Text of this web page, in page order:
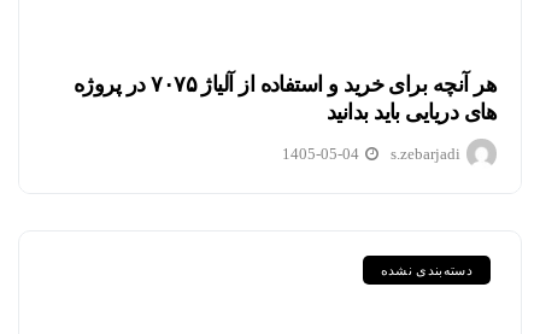
هر آنچه برای خرید و استفاده از آلیاژ ۷۰۷۵ در پروژه
های دریایی باید بدانید
s.zebarjadi
1405-05-04
دسته‌بندی نشده